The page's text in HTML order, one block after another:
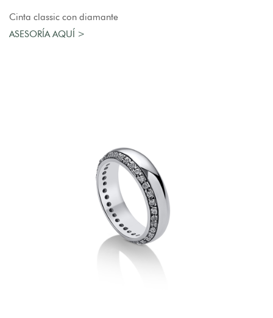
AGREGAR AL CARRO
Cinta classic con diamante
ASESORÍA AQUÍ >